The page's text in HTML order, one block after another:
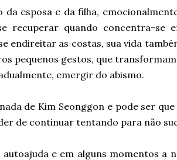
da esposa e da filha,
recuperar quando concentra-se
endireitar as costas, sua vida
pequenos gestos, que
emergir do abismo.
de Kim Seonggon e pode ser
de continuar tentando para não
e em alguns momentos a